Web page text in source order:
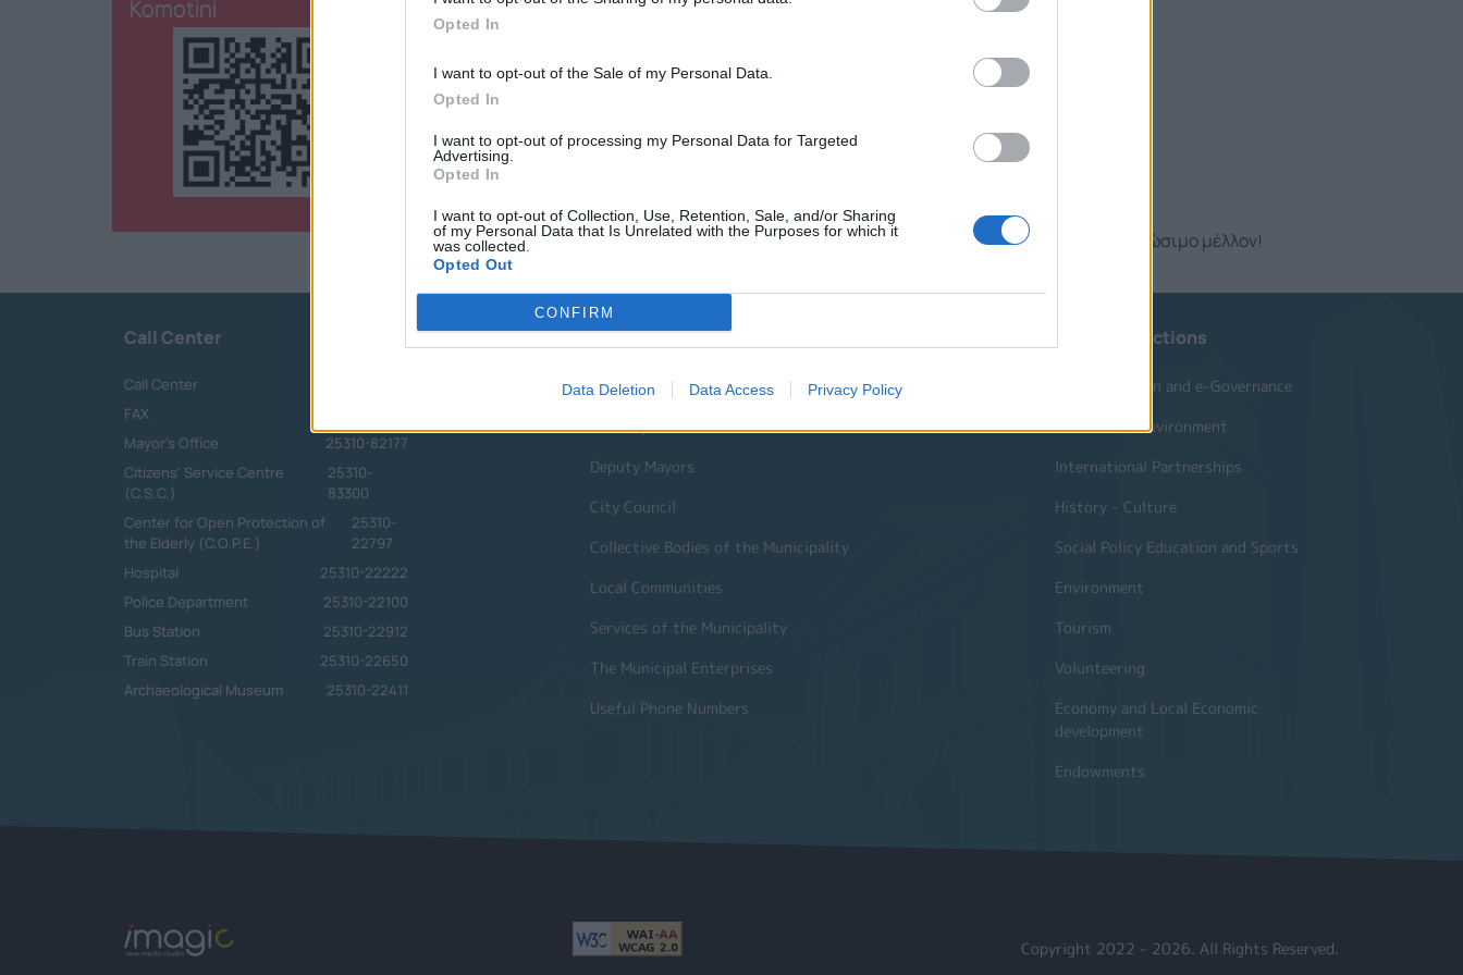
Opted In
I want to opt-out of the Sale of my Personal Data.
Opted In
I want to opt-out of processing my Personal Data for Targeted
Advertising.
Opted In
I want to opt-out of Collection, Use, Retention, Sale, and/or Sharing
of my Personal Data that Is Unrelated with the Purposes for which it
was collected.
Opted Out
CONFIRM
Data Deletion Data Access Privacy Policy
ECO Recycling
ΔΙΑΜΑΑΘ
Μεσόγειος Α.Ε.
Σας περιμένουμε να γιορτάσουμε μαζί την προσπάθεια των παιδιών για ένα πιο βιώσιμο μέλλον!
Komotini
Call Center
Call Center
FAX
Mayor's Office
25310-82177
Citizens' Service Centre
(C.S.C.)
25310-
83300
Center for Open Protection of
the Elderly (C.O.P.E.)
25310-
22797
Hospital
25310-22222
Police Department
25310-22100
Bus Station
25310-22912
Train Station
25310-22650
Archaeological Museum
25310-22411
Quick Actions
The Municipality
The Mayor
Deputy Mayors
City Council
Collective Bodies of the Municipality
Local Communities
Services of the Municipality
The Municipal Enterprises
Useful Phone Numbers
Website Sections
Administration and e-Governance
Built Urban Environment
International Partnerships
History - Culture
Social Policy Education and Sports
Environment
Tourism
Volunteering
Economy and Local Economic
development
Endowments
Copyright 2022 - 2026. All Rights Reserved.